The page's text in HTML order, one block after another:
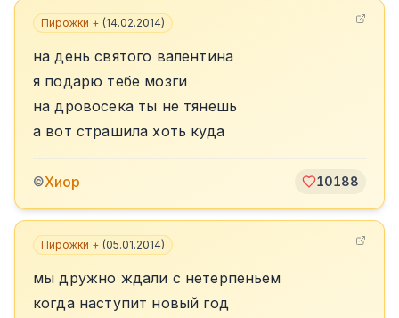
Пирожки + (14.02.2014)
на день святого валентина
я подарю тебе мозги
на дровосека ты не тянешь
а вот страшила хоть куда
©Хиор 10188
Пирожки + (05.01.2014)
мы дружно ждали с нетерпеньем
когда наступит новый год